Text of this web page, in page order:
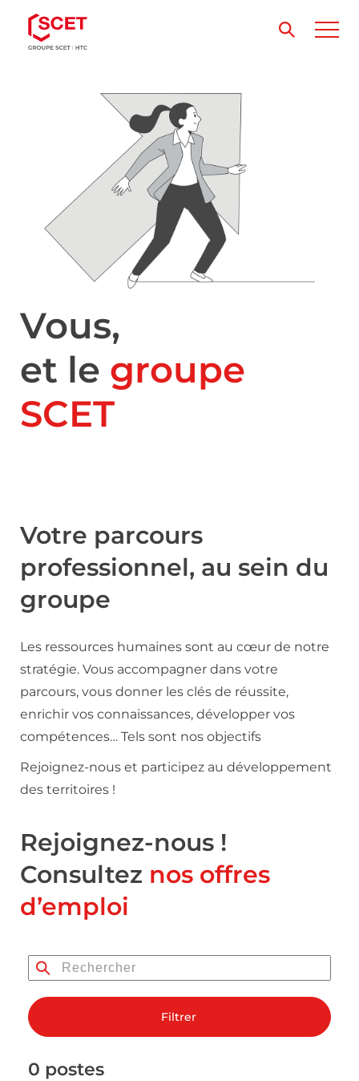
Vous,
et le groupe
SCET
Votre parcours
professionnel, au sein du
groupe
Les ressources humaines sont au cœur de notre
stratégie. Vous accompagner dans votre
parcours, vous donner les clés de réussite,
enrichir vos connaissances, développer vos
compétences… Tels sont nos objectifs
Rejoignez-nous et participez au développement
des territoires !
Rejoignez-nous !
Consultez nos offres
d’emploi
Filtrer
0 postes